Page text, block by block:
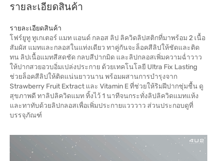
รายละเอียดสินค้า
รายละเอียดสินค้า
โฟร์ยูทู ทูเกเตอร์ แมท แอนด์ กลอส ลิป ลิควิดลิปสติกที่มาพร้อม 2 เนื้อ
สัมผัส แมทและกลอสในแท่งเดียว ทาคู่กันจะล็อคสีลิปให้ชัดและติด
ทน ลิปเนื้อแมทสีสดชัด กลบสีปากมิด และลิปกลอสเพิ่มความฉ่ำวาว
ให้ปากสวยอวบอิ่มเปล่งประกาย ด้วยเทคโนโลยี Ultra Fix Lasting
ช่วยล็อคสีลิปให้ติดแน่นยาวนาน พร้อมผสานการบำรุงจาก
Strawberry Fruit Extract และ Vitamin E ที่ช่วยให้ริมฝีปากชุ่มชื้น ดู
สุขภาพดี ทาลิปลิควิดแมท ทิ้งไว้ 1 นาทีจนกระทั่งลิปลิควิดแมทแห้ง
และทาทับด้วยลิปกลอสเพื่อเพิ่มประกายแวววาว ส่วนประกอบดูที่
บรรจุภัณฑ์